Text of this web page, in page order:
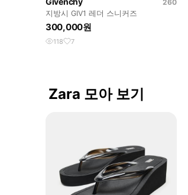
260
지방시 GIV1 레더 스니커즈
300,000원
118 7
Zara 모아 보기